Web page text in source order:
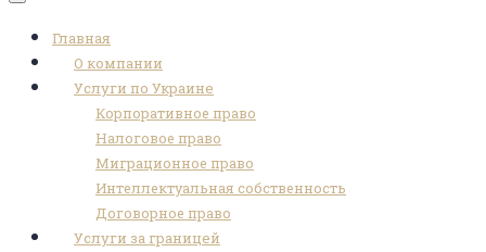
Главная
О компании
Услуги по Украине
Корпоративное право
Налоговое право
Миграционное право
Интеллектуальная собственность
Договорное право
Услуги за границей